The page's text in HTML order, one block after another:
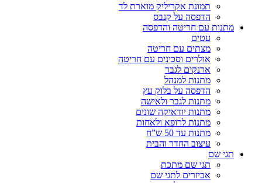
תמונת אקריליק מוארת לד
הדפסה על קנבס
מתנות עם חריטה והדפסה
עטים
מצתים עם חריטה
אולרים וסכינים עם חריטה
ארנקים לגבר
מתנות למנהל
הדפסה על בלוק עץ
מתנות לגבר ולאישה
מתנות יודאיקה שונים
מתנות לרופא ולאחות
מתנות עד 50 ש”ח
עיצוב החדר והבית
תגי שם
תגי שם מתכת
אביזרים לתגי שם